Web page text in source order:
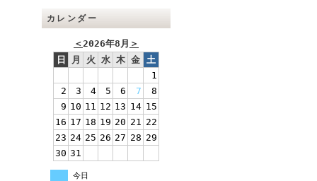
カレンダー
＜2026年8月 ＞
日
月 火 水 木 金 土
1
2
3 4 5 6 7
8
9 10 11 12 13 14 15
16 17 18 19 20 21 22
23 24 25 26 27 28 29
30 31
今日